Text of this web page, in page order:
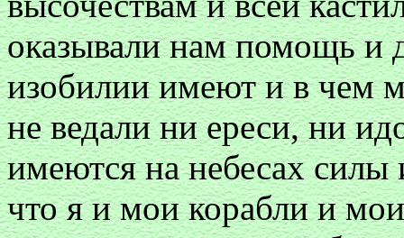
оказывали нам помощь и
изобилии имеют и в чем
не ведали ни ереси, ни
имеются на небесах силы
что я и мои корабли и